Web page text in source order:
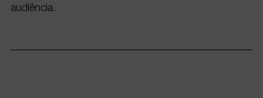
audiência.